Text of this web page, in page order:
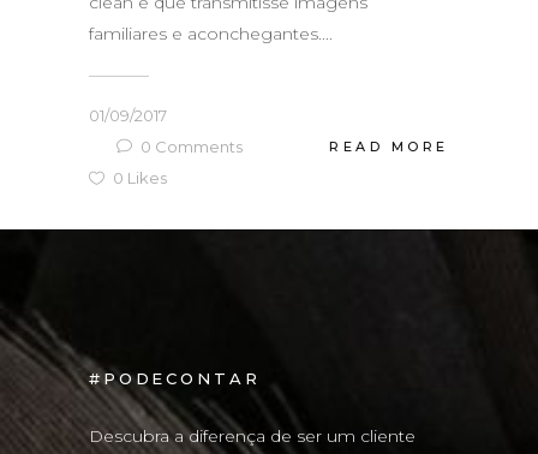
familiares e aconchegantes....
01/09/2017
0 Comments
0 Likes
READ MORE
#PODECONTAR
Descubra a diferença de ser um cliente